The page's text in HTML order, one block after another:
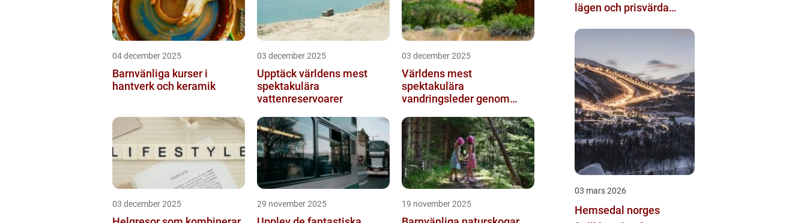
04 december 2025
Barnvänliga kurser i
hantverk och keramik
03 december 2025
Upptäck världens mest
spektakulära
vattenreservoarer
03 december 2025
Världens mest
spektakulära
vandringsleder genom
03 december 2025 29 november 2025 19 november 2025
lägen och prisvärda
03 mars 2026
Hemsedal norges